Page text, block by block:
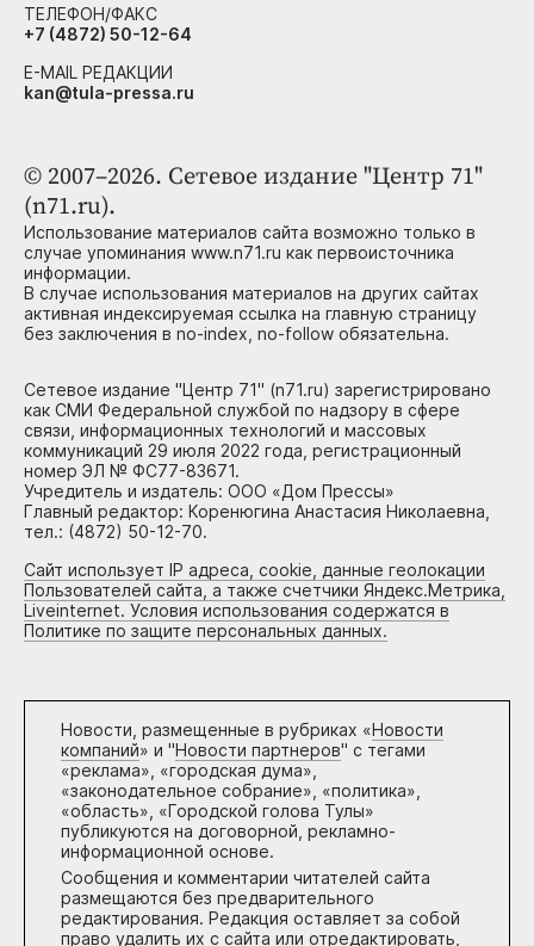
© 2007–2026. Сетевое издание "Центр 71"
(n71.ru).
Использование материалов сайта возможно только в
случае упоминания www.n71.ru как первоисточника
информации.
В случае использования материалов на других сайтах
активная индексируемая ссылка на главную страницу
без заключения в no-index, no-follow обязательна.
Сетевое издание "Центр 71" (n71.ru) зарегистрировано
как СМИ Федеральной службой по надзору в сфере
связи, информационных технологий и массовых
коммуникаций 29 июля 2022 года, регистрационный
номер ЭЛ № ФС77-83671.
Учредитель и издатель: ООО «Дом Прессы»
Главный редактор: Коренюгина Анастасия Николаевна,
тел.: (4872) 50-12-70.
Сайт использует IP адреса, cookie, данные геолокации
Пользователей сайта, а также счетчики Яндекс.Метрика,
Liveinternet. Условия использования содержатся в
Политике по защите персональных данных.
Новости, размещенные в рубриках «Новости
компаний» и "Новости партнеров" с тегами
«реклама», «городская дума»,
«законодательное собрание», «политика»,
«область», «Городской голова Тулы»
публикуются на договорной, рекламно-
информационной основе.
Сообщения и комментарии читателей сайта
размещаются без предварительного
редактирования. Редакция оставляет за собой
право удалить их с сайта или отредактировать,
ТЕЛЕФОН/ФАКС
+7 (4872) 50-12-64
E-MAIL РЕДАКЦИИ
kan@tula-pressa.ru